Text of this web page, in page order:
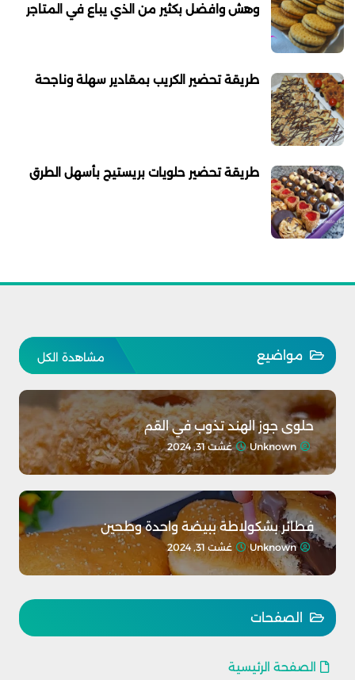
وهش وافضل بكثير من الذي يباع في المتاجر
طريقة تحضير الكريب بمقادير سهلة وناجحة
طريقة تحضير حلويات بريستيج بأسهل الطرق
مشاهدة الكل مواضيع
حلوى جوز الهند تذوب في القم
Unknown غشت 31, 2024
فطائر بشكولاطة ببيضة واحدة وطحين
Unknown غشت 31, 2024
الصفحات
الصفحة الرئيسية